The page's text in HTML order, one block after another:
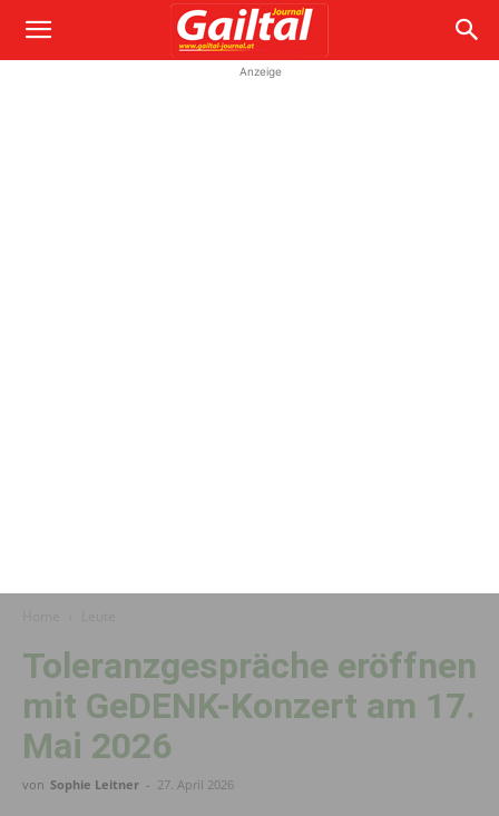
Anzeige
Toleranzgespräche eröffnen
mit GeDENK-Konzert am 17.
Mai 2026
von Sophie Leitner - 27. April 2026